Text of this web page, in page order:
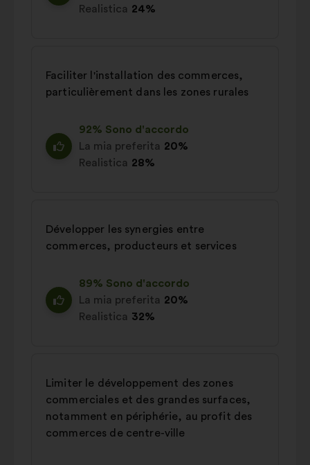
Realistica 24%
Faciliter l'installation des commerces,
particulièrement dans les zones rurales
92% Sono d'accordo
La mia preferita 20%
Realistica 28%
Développer les synergies entre
commerces, producteurs et services
89% Sono d'accordo
La mia preferita 20%
Realistica 32%
Limiter le développement des zones
commerciales et des grandes surfaces,
notamment en périphérie, au profit des
commerces de centre-ville